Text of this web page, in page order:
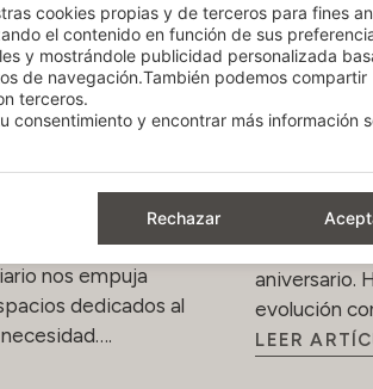
los
nos empuja
dedicados al
Diez
El
aniversario.
evolución
LEER
cookies propias y de terceros para fines
el contenido en función de sus
y mostrándole publicidad personalizada
de navegación.También podemos compartir
terceros.
consentimiento y encontrar más información
Rechazar